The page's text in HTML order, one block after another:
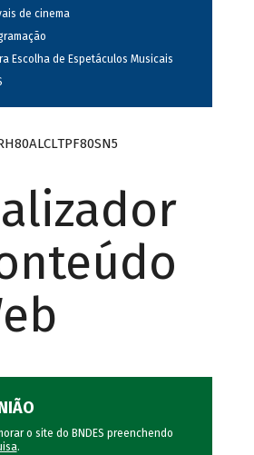
de cinema
Escolha de Espetáculos Musicais
o site do BNDES preenchendo
.